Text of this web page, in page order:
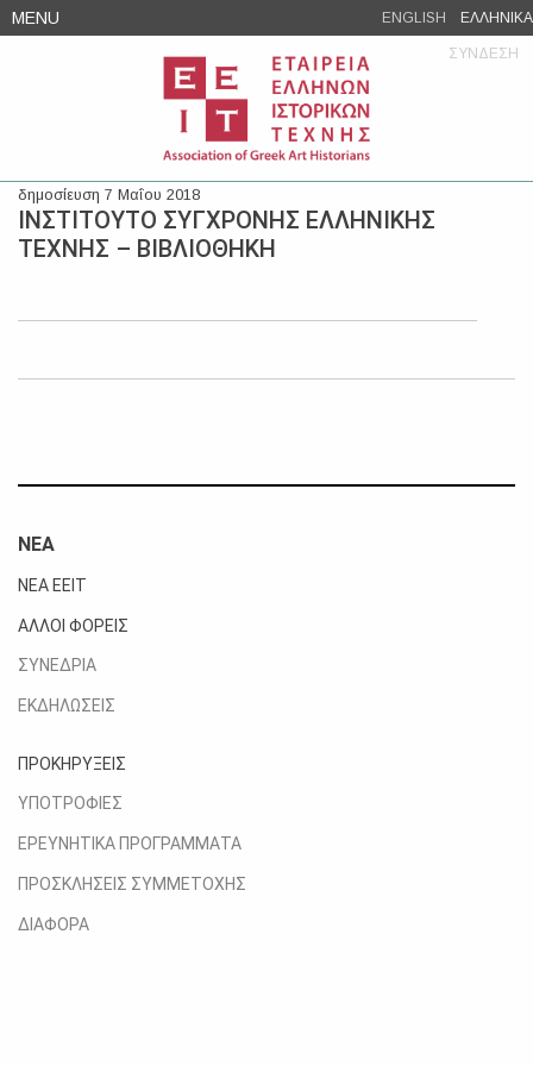
Skip
to
MENU ENGLISH ΕΛΛΗΝΙΚΑ
ΣΥΝΔΕΣΗ
δημοσίευση 7 Μαΐου 2018
ΙΝΣΤΙΤΟΥΤΟ ΣΥΓΧΡΟΝΗΣ ΕΛΛΗΝΙΚΗΣ
ΤΕΧΝΗΣ – ΒΙΒΛΙΟΘΗΚΗ
ΝΕΑ
ΝΕΑ ΕΕΙΤ
ΑΛΛΟΙ ΦΟΡΕΙΣ
ΣΥΝΕΔΡΙΑ
ΕΚΔΗΛΩΣΕΙΣ
ΠΡΟΚΗΡΥΞΕΙΣ
ΥΠΟΤΡΟΦΙΕΣ
ΕΡΕΥΝΗΤΙΚΑ ΠΡΟΓΡΑΜΜΑΤΑ
ΠΡΟΣΚΛΗΣΕΙΣ ΣΥΜΜΕΤΟΧΗΣ
ΔΙΑΦΟΡΑ